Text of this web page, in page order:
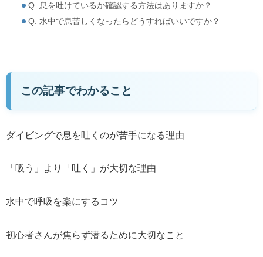
Q. 息を吐けているか確認する方法はありますか？
Q. 水中で息苦しくなったらどうすればいいですか？
この記事でわかること
ダイビングで息を吐くのが苦手になる理由
「吸う」より「吐く」が大切な理由
水中で呼吸を楽にするコツ
初心者さんが焦らず潜るために大切なこと